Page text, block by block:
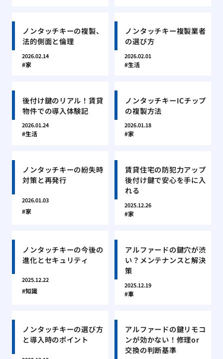
ノンタッチキーの複製、
法的側面と倫理
2026.02.14
家
ノンタッチキー複製業者
の選び方
2026.02.01
生活
後付け鍵のリアル！賃貸
物件での導入体験記
2026.01.24
生活
ノンタッチキーICチップ
の複製方法
2026.01.18
家
ノンタッチキーの紛失時
対策と再発行
2026.01.03
家
賃貸住宅の防犯力アップ
後付け鍵で安心を手に入
れる
2025.12.26
家
ノンタッチキーの今後の
進化とセキュリティ
2025.12.22
知識
アルファードの鍵穴が渋
い？メンテナンスと解決
策
2025.12.19
車
ノンタッチキーの選び方
と導入時のポイント
アルファードの鍵リモコ
ンが効かない！修理or
交換の判断基準